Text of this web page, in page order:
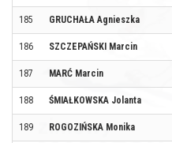
185 GRUCHAŁA Agnieszka
186 SZCZEPAŃSKI Marcin
187 MARĆ Marcin
188 ŚMIAŁKOWSKA Jolanta
189 ROGOZIŃSKA Monika